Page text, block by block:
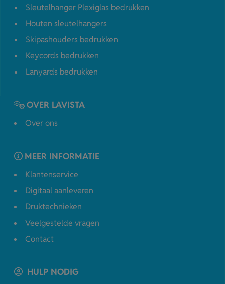
Sleutelhanger Plexiglas bedrukken
Houten sleutelhangers
Skipashouders bedrukken
Keycords bedrukken
Lanyards bedrukken
OVER LAVISTA
Over ons
MEER INFORMATIE
Klantenservice
Digitaal aanleveren
Druktechnieken
Veelgestelde vragen
Contact
HULP NODIG